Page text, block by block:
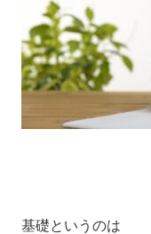
基礎というのは